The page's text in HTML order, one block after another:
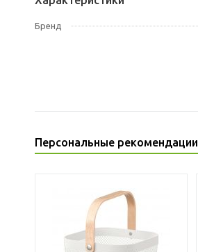
Бренд
Персональные рекомендации